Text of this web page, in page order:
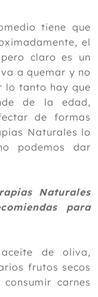
tiene que
el
claro es un
a quemar y no
lo tanto hay que
de la edad,
de formas
Naturales lo
podemos dar
Naturales
para
de oliva,
frutos secos
carnes